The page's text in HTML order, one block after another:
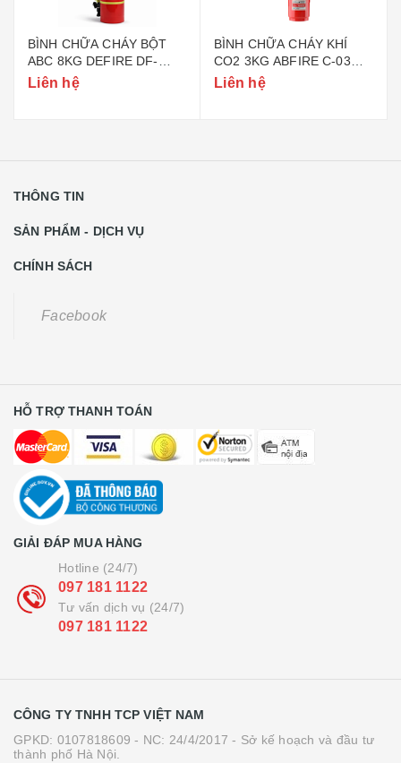
BÌNH CHỮA CHÁY BỘT
ABC 8KG DEFIRE DF-
ABC8 (BỘ CÔNG AN)
Liên hệ
BÌNH CHỮA CHÁY KHÍ
CO2 3KG ABFIRE C-03
(TEM BỘ CÔNG AN)
Liên hệ
THÔNG TIN
SẢN PHẨM - DỊCH VỤ
CHÍNH SÁCH
Facebook
HỖ TRỢ THANH TOÁN
GIẢI ĐÁP MUA HÀNG
Hotline (24/7)
097 181 1122
Tư vấn dịch vụ (24/7)
097 181 1122
CÔNG TY TNHH TCP VIỆT NAM
GPKD: 0107818609 - NC: 24/4/2017 - Sở kế hoạch và đầu tư
thành phố Hà Nội.